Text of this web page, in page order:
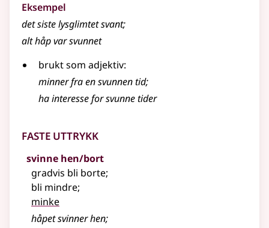
Eksempel
det siste lysglimtet svant;
alt håp var svunnet
brukt som adjektiv:
minner fra en svunnen tid;
ha interesse for svunne tider
Faste uttrykk
svinne hen/bort
gradvis bli borte;
bli mindre;
minke
håpet svinner hen;